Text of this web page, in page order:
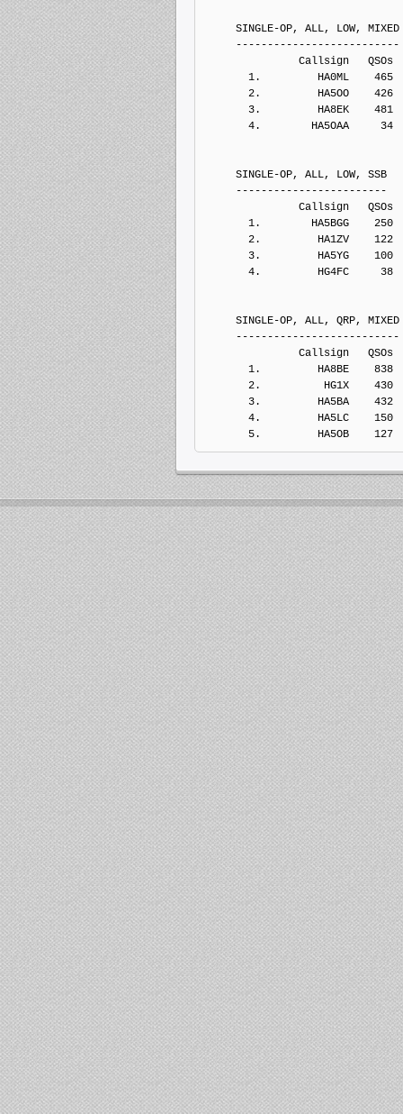
SINGLE-OP, ALL, LOW, MIXED
--------------------------
Callsign   QSOs  Points
1.         HA0ML    465
2.         HA5OO    426
3.         HA8EK    481
4.        HA5OAA     34
SINGLE-OP, ALL, LOW, SSB
------------------------
Callsign   QSOs  Points
1.        HA5BGG    250
2.         HA1ZV    122
3.         HA5YG    100
4.         HG4FC     38
SINGLE-OP, ALL, QRP, MIXED
--------------------------
Callsign   QSOs  Points
1.         HA8BE    838
2.          HG1X    430
3.         HA5BA    432
4.         HA5LC    150
5.         HA5OB    127